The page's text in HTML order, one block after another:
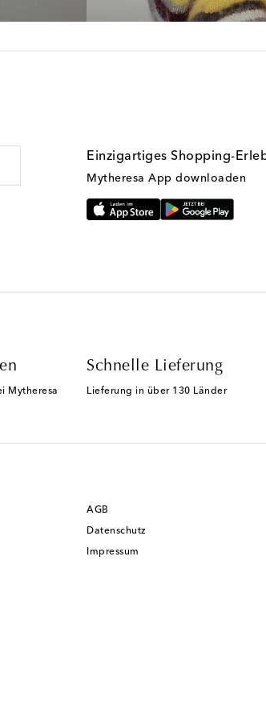
Einzigartiges Shopping-
Mytheresa App downloaden
Mytheresa
Schnelle Lieferung
Lieferung in über 130 Länder
AGB
Datenschutz
Impressum